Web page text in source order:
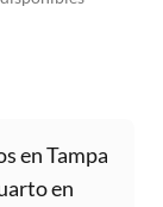
en Tampa
en